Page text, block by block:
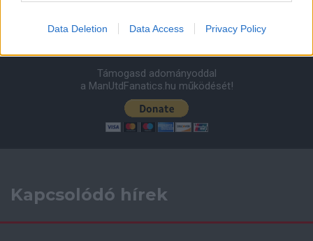
Data Deletion Data Access Privacy Policy
Támogatás
Támogasd adományoddal
a ManUtdFanatics.hu működését!
Kapcsolódó hírek